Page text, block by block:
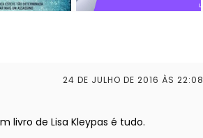
24 DE JULHO DE 2016 ÀS 22:08
livro de Lisa Kleypas é tudo.